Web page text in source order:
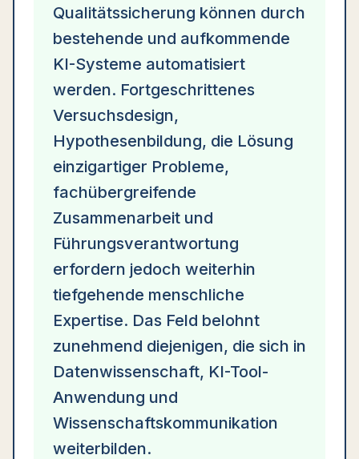
Qualitätssicherung können durch
bestehende und aufkommende
KI-Systeme automatisiert
werden. Fortgeschrittenes
Versuchsdesign,
Hypothesenbildung, die Lösung
einzigartiger Probleme,
fachübergreifende
Zusammenarbeit und
Führungsverantwortung
erfordern jedoch weiterhin
tiefgehende menschliche
Expertise. Das Feld belohnt
zunehmend diejenigen, die sich in
Datenwissenschaft, KI-Tool-
Anwendung und
Wissenschaftskommunikation
weiterbilden.